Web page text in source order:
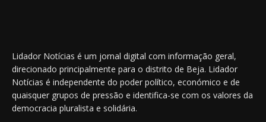
Lidador Notícias é um jornal digital com informação geral,
direcionado principalmente para o distrito de Beja. Lidador
Notícias é independente do poder político, económico e de
quaisquer grupos de pressão e identifica-se com os valores da
democracia pluralista e solidária.